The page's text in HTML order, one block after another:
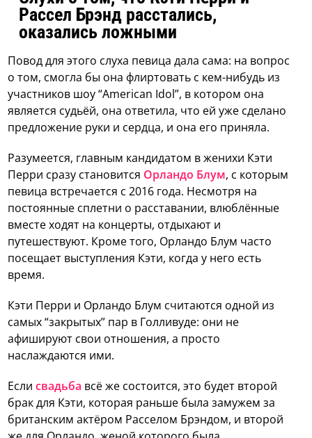
Рассел Брэнд расстались,
оказались ложными
Повод для этого слуха певица дала сама: на вопрос
о том, смогла бы она флиртовать с кем-нибудь из
участников шоу “American Idol”, в котором она
является судьёй, она ответила, что ей уже сделано
предложение руки и сердца, и она его приняла.
Разумеется, главным кандидатом в женихи Кэти
Перри сразу становится Орландо Блум, с которым
певица встречается с 2016 года. Несмотря на
постоянные сплетни о расставании, влюблённые
вместе ходят на концерты, отдыхают и
путешествуют. Кроме того, Орландо Блум часто
посещает выступления Кэти, когда у него есть
время.
Кэти Перри и Орландо Блум считаются одной из
самых “закрытых” пар в Голливуде: они не
афишируют свои отношения, а просто
наслаждаются ими.
Еслисвадьба всё же состоится, это будет второй
брак для Кэти, которая раньше была замужем за
британским актёром Расселом Брэндом, и второй